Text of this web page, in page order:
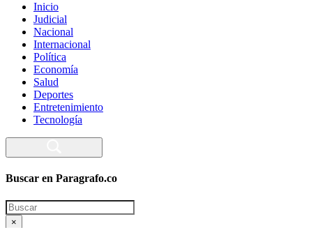
Inicio
Judicial
Nacional
Internacional
Política
Economía
Salud
Deportes
Entretenimiento
Tecnología
Buscar en Paragrafo.co
Search
×